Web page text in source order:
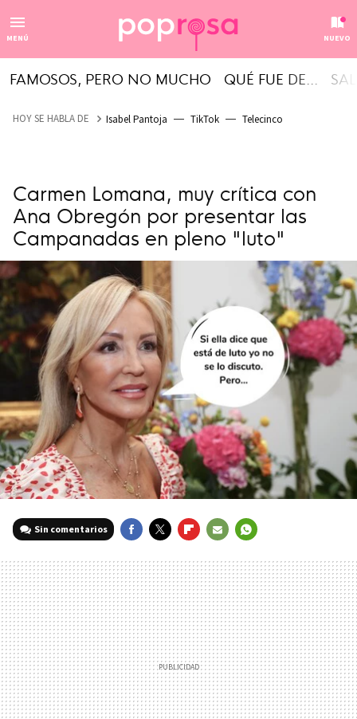
MENÚ NUEVO
FAMOSOS, PERO NO MUCHO QUÉ FUE DE...
HOY SE HABLA DE Isabel Pantoja TikTok Telecinco
Carmen Lomana, muy crítica con
Ana Obregón por presentar las
Campanadas en pleno "luto"
Sin comentarios
MAIL